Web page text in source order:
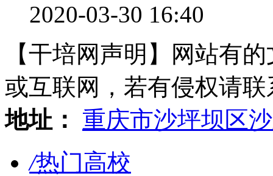
2020-03-30 16:40
【干培网声明】网站有
或互联网，若有侵权请联
地址：
重庆市沙坪坝区
/热门高校